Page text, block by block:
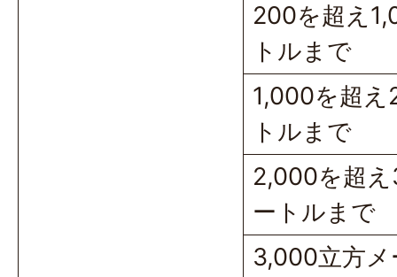
200を超え
トルまで
1,000を超
トルまで
2,000を超
ートルまで
3,000立方